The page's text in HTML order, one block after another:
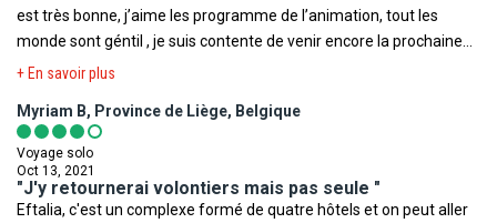
est très bonne, j’aime les programme de l’animation, tout les
monde sont géntil , je suis contente de venir encore la prochaine
fois.Merci . Simge est très aimable avec nous.
+ En savoir plus
Myriam B, Province de Liège, Belgique
Voyage solo
Oct 13, 2021
"J'y retournerai volontiers mais pas seule "
Eftalia, c'est un complexe formé de quatre hôtels et on peut aller